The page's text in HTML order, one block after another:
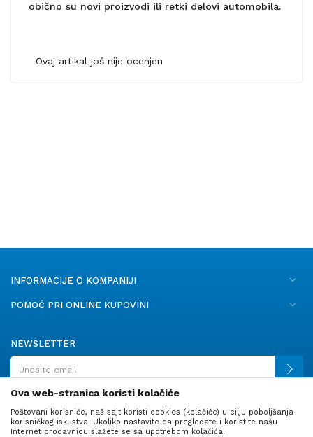
obično su novi proizvodi ili retki delovi automobila.
Ovaj artikal još nije ocenjen
INFORMACIJE O KOMPANIJI
POMOĆ PRI ONLINE KUPOVINI
NEWSLETTER
PRATITE NAS
Ova web-stranica koristi kolačiće
Poštovani korisniče, naš sajt koristi cookies (kolačiće) u cilju poboljšanja
korisničkog iskustva. Ukoliko nastavite da pregledate i koristite našu
Internet prodavnicu slažete se sa upotrebom kolačića.